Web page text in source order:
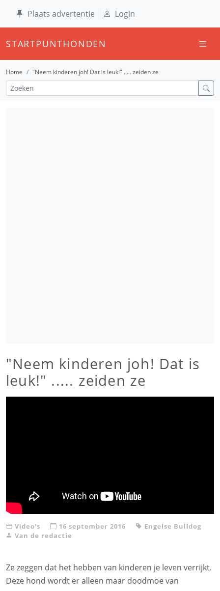
Plaats advertentie Login
STARTPUNTHONDEN
Home "Neem kinderen joh! Dat is leuk!" ..... zeiden ze
"Neem kinderen joh! Dat is
leuk!" ..... zeiden ze
Video's 16 september 2016
Engelse Bulldog
Van de redactie
Ze zeggen dat het hebben van kinderen je leven verrijkt.
Deze hond wordt er alleen maar doodmoe van